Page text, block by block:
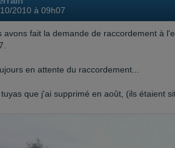
2010 à 09h07
fait la demande de raccordement à
en attente du raccordement...
que j'ai supprimé en août, (ils étaient